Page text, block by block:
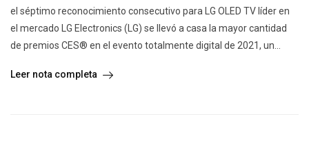
el séptimo reconocimiento consecutivo para LG OLED TV líder en
el mercado LG Electronics (LG) se llevó a casa la mayor cantidad
de premios CES®️ en el evento totalmente digital de 2021, un...
Leer nota completa